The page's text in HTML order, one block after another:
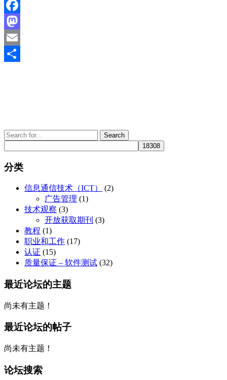
Facebook
Mastodon
Email
Search
for:
分类
信息通信技术（ICT）
(2)
广告管理 (1)
技术观察 (3)
开放获取期刊 (3)
教程 (1)
职业和工作 (17)
认证 (15)
质量保证 – 软件测试 (32)
最近论坛的主题
尚未有主题！
最近论坛的帖子
尚未有主题！
论坛搜索